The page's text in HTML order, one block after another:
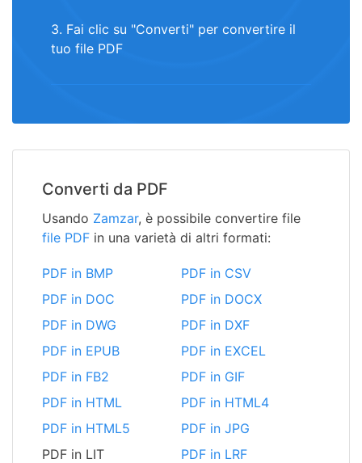
3. Fai clic su "Converti" per convertire il
tuo file PDF
Converti da PDF
Usando Zamzar, è possibile convertire file
file PDF in una varietà di altri formati:
PDF in BMP
PDF in CSV
PDF in DOC
PDF in DOCX
PDF in DWG
PDF in DXF
PDF in EPUB
PDF in EXCEL
PDF in FB2
PDF in GIF
PDF in HTML
PDF in HTML4
PDF in HTML5
PDF in JPG
PDF in LIT
PDF in LRF